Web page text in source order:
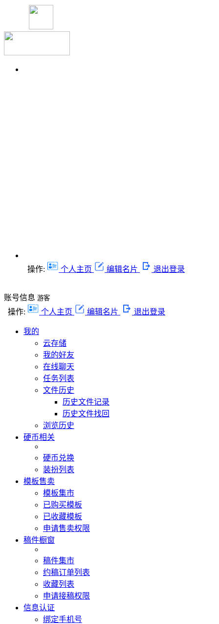
操作: 个人主页 编辑名片 退出登录
账号信息 游客
操作: 个人主页 编辑名片 退出登录
我的
云存储
我的好友
在线聊天
任务列表
文件历史
历史文件记录
历史文件找回
浏览历史
硬币相关
硬币兑换
装扮列表
模板售卖
模板集市
已购买模板
已收藏模板
申请售卖权限
稿件橱窗
稿件集市
约稿订单列表
收藏列表
申请接稿权限
信息认证
绑定手机号